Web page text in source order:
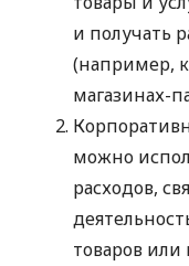
и получать
(например,
магазинах-
можно
расходов,
товаров